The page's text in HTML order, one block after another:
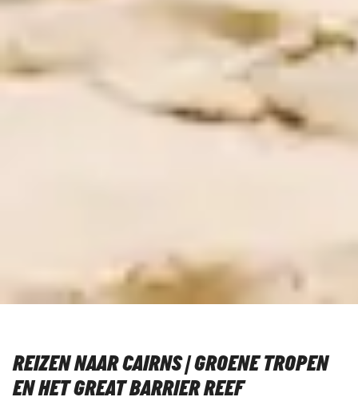
REIZEN NAAR CAIRNS | GROENE TROPEN
EN HET GREAT BARRIER REEF